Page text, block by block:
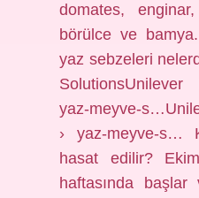
domates,
börülce ve
yaz sebzeleri
yaz-meyve-
› yaz-meyve-s…
hasat edilir?
haftasında başlar